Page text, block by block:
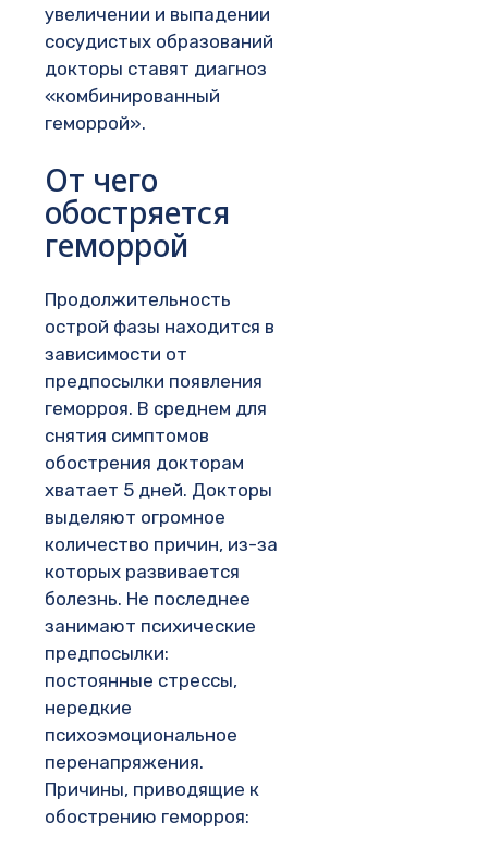
увеличении и выпадении
сосудистых образований
докторы ставят диагноз
«комбинированный
геморрой».
От чего
обостряется
геморрой
Продолжительность
острой фазы находится в
зависимости от
предпосылки появления
геморроя. В среднем для
снятия симптомов
обострения докторам
хватает 5 дней. Докторы
выделяют огромное
количество причин, из-за
которых развивается
болезнь. Не последнее
занимают психические
предпосылки:
постоянные стрессы,
нередкие
психоэмоциональное
перенапряжения.
Причины, приводящие к
обострению геморроя: